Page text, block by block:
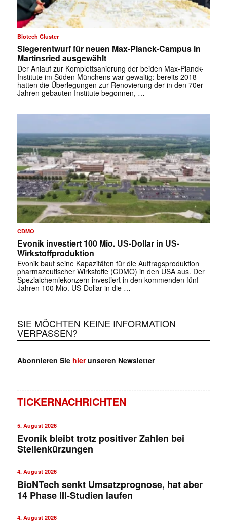
✕
Biotech Cluster
Siegerentwurf für neuen Max-Planck-Campus in
Martinsried ausgewählt
Der Anlauf zur Komplettsanierung der beiden Max-Planck-
Institute im Süden Münchens war gewaltig: bereits 2018
hatten die Überlegungen zur Renovierung der in den 70er
Jahren gebauten Institute begonnen, …
CDMO
Evonik investiert 100 Mio. US-Dollar in US-
Wirkstoffproduktion
Evonik baut seine Kapazitäten für die Auftragsproduktion
pharmazeutischer Wirkstoffe (CDMO) in den USA aus. Der
Spezialchemiekonzern investiert in den kommenden fünf
Jahren 100 Mio. US-Dollar in die …
SIE MÖCHTEN KEINE INFORMATION
VERPASSEN?
Abonnieren Sie hierunseren Newsletter
TICKERNACHRICHTEN
5. August 2026
Evonik bleibt trotz positiver Zahlen bei
Stellenkürzungen
4. August 2026
BioNTech senkt Umsatzprognose, hat aber
14 Phase III-Studien laufen
4. August 2026